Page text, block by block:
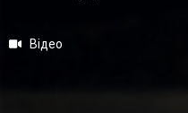
Відео